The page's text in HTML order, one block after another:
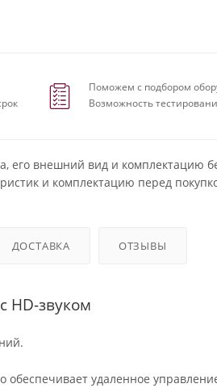
Поможем с подбором
Возможность
его внешний вид и комплектацию
и комплектацию перед
ДОСТАВКА ОТЗЫВЫ
HD-звуком
обеспечивает удаленное